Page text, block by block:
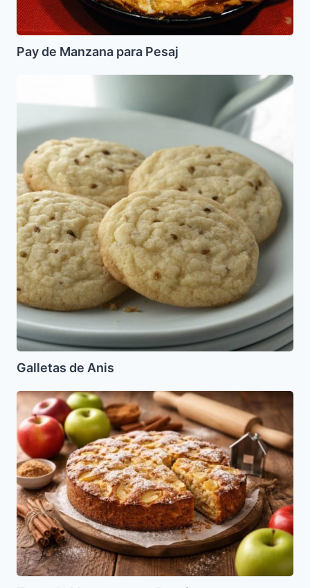
Pay de Manzana para Pesaj
Galletas de Anis
Torta
de
Manzana
para
Pesaj